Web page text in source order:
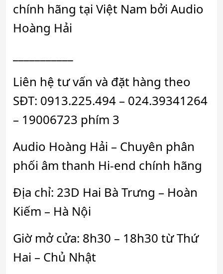
chính hãng tại Việt Nam bởi Audio
Hoàng Hải
Liên hệ tư vấn và đặt hàng theo
SĐT: 0913.225.494 – 024.39341264
– 19006723 phím 3
Audio Hoàng Hải – Chuyên phân
phối âm thanh Hi-end chính hãng
Địa chỉ: 23D Hai Bà Trưng – Hoàn
Kiếm – Hà Nội
Giờ mở cửa: 8h30 – 18h30 từ Thứ
Hai – Chủ Nhật